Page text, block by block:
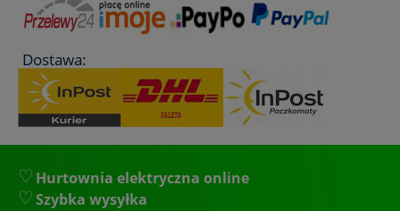
Dostawa:
Hurtownia elektryczna online
Szybka wysyłka